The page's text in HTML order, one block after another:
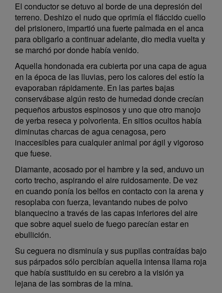
El conductor se detuvo al borde de una depresión del
terreno. Deshizo el nudo que oprimía el fláccido cuello
del prisionero, impartió una fuerte palmada en el anca
para obligarlo a continuar adelante, dio media vuelta y
se marchó por donde había venido.
Aquella hondonada era cubierta por una capa de agua
en la época de las lluvias, pero los calores del estío la
evaporaban rápidamente. En las partes bajas
conservábase algún resto de humedad donde crecían
pequeños arbustos espinosos y uno que otro manojo
de yerba reseca y polvorienta. En sitios ocultos había
diminutas charcas de agua cenagosa, pero
inaccesibles para cualquier animal por ágil y vigoroso
que fuese.
Diamante, acosado por el hambre y la sed, anduvo un
corto trecho, aspirando el aire ruidosamente. De vez
en cuando ponía los belfos en contacto con la arena y
resoplaba con fuerza, levantando nubes de polvo
blanquecino a través de las capas inferiores del aire
que sobre aquel suelo de fuego parecían estar en
ebullición.
Su ceguera no disminuía y sus pupilas contraídas bajo
sus párpados sólo percibían aquella intensa llama roja
que había sustituido en su cerebro a la visión ya
lejana de las sombras de la mina.